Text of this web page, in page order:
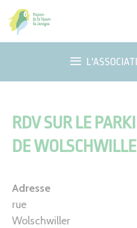
Aller
au
contenu
RDV SUR LE
DE
Adresse
rue
Wolschwiller